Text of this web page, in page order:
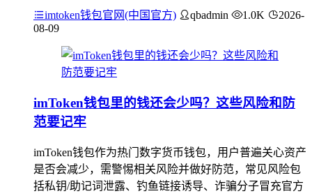
imtoken钱包官网(中国官方) qbadmin 1.0K
2026-
08-09
imToken钱包里的钱还会少吗？这些风险和防
范要记牢
imToken钱包作为热门数字货币钱包，用户普遍关心资产
是否会减少，需警惕相关风险并做好防范，常见风险包
括私钥/助记词泄露、钓鱼链接诱导、诈骗分子冒充官方